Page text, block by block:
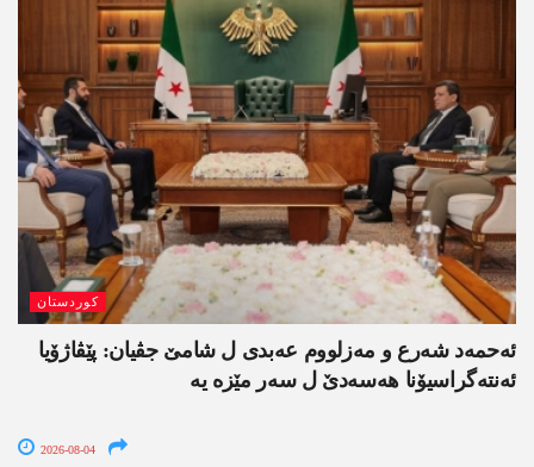
کوردستان
ئەحمەد شەرع و مەزلووم عەبدی ل شامێ جڤیان: پێڤاژۆیا
ئەنتەگراسیۆنا ھەسەدێ ل سەر مێزە یە
2026-08-04